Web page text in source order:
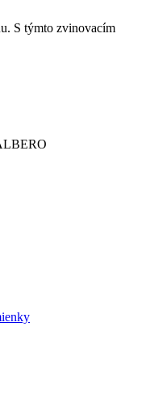
S týmto zvinovacím